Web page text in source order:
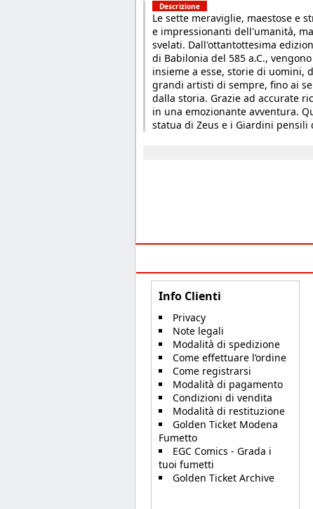
Descrizione
Le sette meraviglie, maestose e
e impressionanti dell'umanità,
svelati. Dall'ottantottesima
di Babilonia del 585 a.C.,
insieme a esse, storie di uomini,
grandi artisti di sempre, fino ai
dalla storia. Grazie ad accurate
in una emozionante avventura.
statua di Zeus e i Giardini pensili
Info Clienti
Privacy
Note legali
Modalità di spedizione
Come effettuare l’ordine
Come registrarsi
Modalità di pagamento
Condizioni di vendita
Modalità di restituzione
Golden Ticket Modena
Fumetto
EGC Comics - Grada i
tuoi fumetti
Golden Ticket Archive